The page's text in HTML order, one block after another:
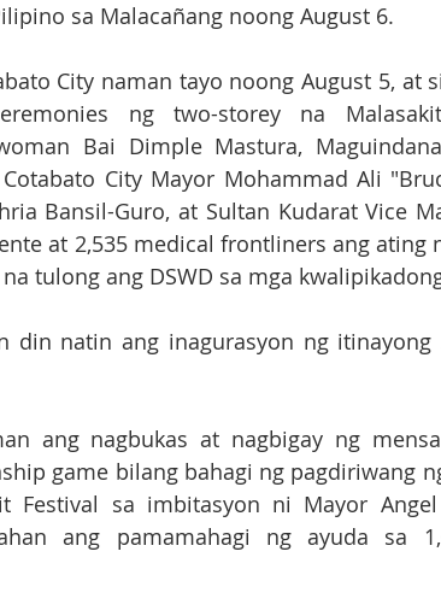
sa Malacañang noong August 6.
City naman tayo noong August 5, at
ng two-storey na
Bai Dimple Mastura,
Cotabato City Mayor Mohammad Ali
Bansil-Guro, at Sultan Kudarat Vice
at 2,535 medical frontliners ang
tulong ang DSWD sa mga
din natin ang inagurasyon ng itinayong
ang nagbukas at nagbigay ng
game bilang bahagi ng pagdiriwang
Festival sa imbitasyon ni Mayor
ang pamamahagi ng ayuda sa